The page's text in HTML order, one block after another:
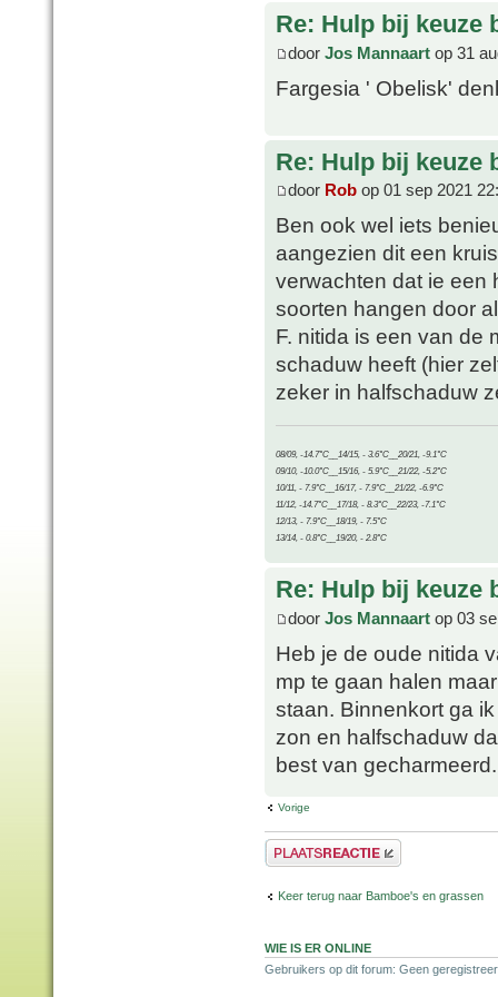
Re: Hulp bij keuze
door Jos Mannaart op 31
Fargesia ' Obelisk'
Re: Hulp bij keuze
door Rob op 01 sep 2021
Ben ook wel iets
aangezien dit een
verwachten dat ie een
soorten hangen door
F. nitida is een van de
schaduw heeft (hier
zeker in halfschaduw
08/09, -14.7°C__14/15, - 3.6°C__20/21, -9.1°C
09/10, -10.0°C__15/16, - 5.9°C__21/22, -5.2°C
10/11, - 7.9°C__16/17, - 7.9°C__21/22, -6.9°C
11/12, -14.7°C__17/18, - 8.3°C__22/23, -7.1°C
12/13, - 7.9°C__18/19, - 7.5°C
13/14, - 0.8°C__19/20, - 2.8°C
Re: Hulp bij keuze
door Jos Mannaart op 03
Heb je de oude nitida
mp te gaan halen
staan. Binnenkort ga
zon en halfschaduw
best van gecharmeerd.
Vorige
Plaats een reactie
Keer terug naar Bamboe's en grassen
WIE IS ER ONLINE
Gebruikers op dit forum: Geen